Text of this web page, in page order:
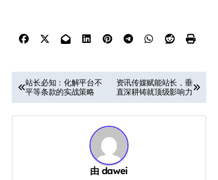
章
导
站长必知：化解平台不
平等条款的实战策略
资讯传媒赋能站长，垂
直深耕铸就顶级影响力
由dawei